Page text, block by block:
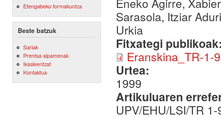
Etengabeko formakuntza
Beste batzuk
Sariak
Prentsa aipamenak
Ikasleentzat
Kontaktua
Sarasola, Itziar
Urkia
Fitxategi
Eranskina_TR-1-
Urtea:
1999
Artikuluaren
UPV/EHU/LSI/TR 1-